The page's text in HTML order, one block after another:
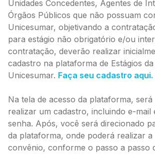
Unidades Concedentes, Agentes de
Órgãos Públicos que não possuam
Unicesumar, objetivando a
para estágio não obrigatório e/ou
contratação, deverão realizar
cadastro na plataforma de Estágios da
Unicesumar. Faça seu cadastro aqui.
Na tela de acesso da plataforma, será
realizar um cadastro, incluindo e-mail
senha. Após, você será direcionado
da plataforma, onde poderá realizar a
convênio, conforme o passo a passo